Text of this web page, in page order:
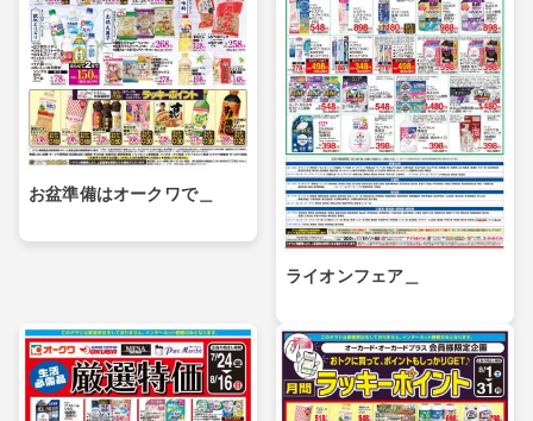
お盆準備はオークワで＿
ライオンフェア＿